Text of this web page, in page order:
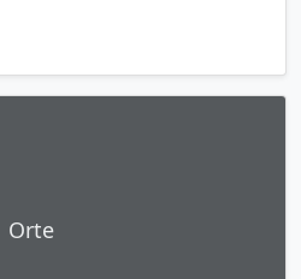
Orte